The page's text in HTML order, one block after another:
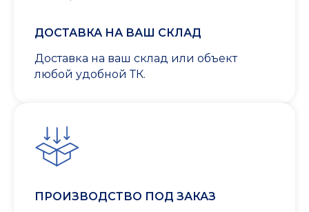
ДОСТАВКА НА ВАШ СКЛАД
Доставка на ваш склад или объект
любой удобной ТК.
ПРОИЗВОДСТВО ПОД ЗАКАЗ